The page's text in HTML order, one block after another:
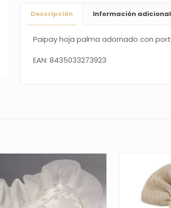
Descripción Información adicional
Paipay hoja palma adornado con
EAN: 8435033273923